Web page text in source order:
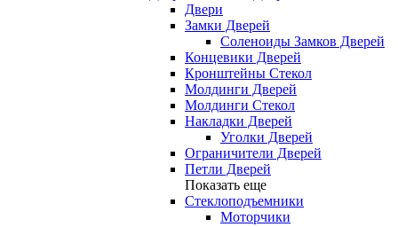
Двери
Замки Дверей
Соленоиды Замков Дверей
Концевики Дверей
Кронштейны Стекол
Молдинги Дверей
Молдинги Стекол
Накладки Дверей
Уголки Дверей
Ограничители Дверей
Петли Дверей
Показать еще
Стеклоподъемники
Моторчики